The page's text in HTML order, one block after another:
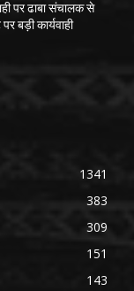
पर ढाबा संचालक से
बड़ी कार्यवाही
1341
383
309
151
143